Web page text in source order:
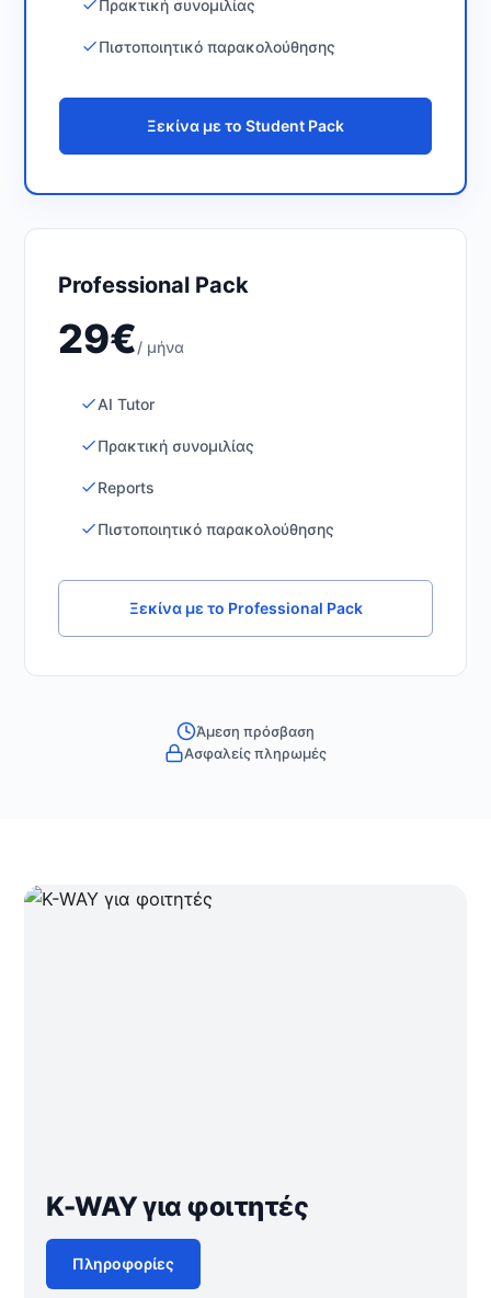
Πρακτική συνομιλίας
Πιστοποιητικό παρακολούθησης
Ξεκίνα με το Student Pack
Professional Pack
29€/ μήνα
AI Tutor
Πρακτική συνομιλίας
Reports
Πιστοποιητικό παρακολούθησης
Ξεκίνα με το Professional Pack
Άμεση πρόσβαση
Ασφαλείς πληρωμές
K-WAY για φοιτητές
Πληροφορίες